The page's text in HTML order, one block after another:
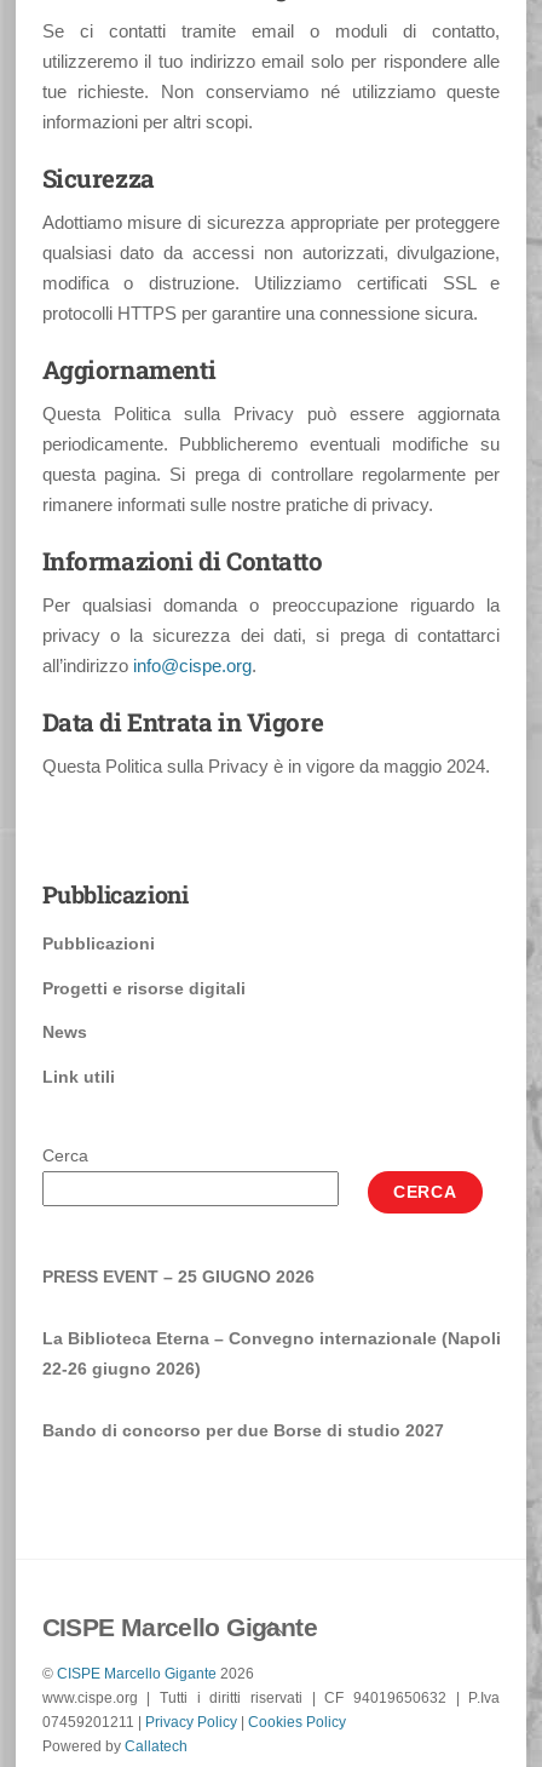
Se ci contatti tramite email o moduli di contatto,
utilizzeremo il tuo indirizzo email solo per rispondere alle
tue richieste. Non conserviamo né utilizziamo queste
informazioni per altri scopi.
Sicurezza
Adottiamo misure di sicurezza appropriate per proteggere
qualsiasi dato da accessi non autorizzati, divulgazione,
modifica o distruzione. Utilizziamo certificati SSL e
protocolli HTTPS per garantire una connessione sicura.
Aggiornamenti
Questa Politica sulla Privacy può essere aggiornata
periodicamente. Pubblicheremo eventuali modifiche su
questa pagina. Si prega di controllare regolarmente per
rimanere informati sulle nostre pratiche di privacy.
Informazioni di Contatto
Per qualsiasi domanda o preoccupazione riguardo la
privacy o la sicurezza dei dati, si prega di contattarci
all’indirizzo info@cispe.org.
Data di Entrata in Vigore
Questa Politica sulla Privacy è in vigore da maggio 2024.
Pubblicazioni
Pubblicazioni
Progetti e risorse digitali
News
Link utili
Cerca
CERCA
PRESS EVENT – 25 GIUGNO 2026
La Biblioteca Eterna – Convegno internazionale (Napoli
22-26 giugno 2026)
Bando di concorso per due Borse di studio 2027
Back
CISPE Marcello Gigante
© CISPE Marcello Gigante 2026
www.cispe.org | Tutti i diritti riservati | CF 94019650632 | P.Iva
07459201211 |
Privacy Policy| Cookies Policy
Powered by Callatech